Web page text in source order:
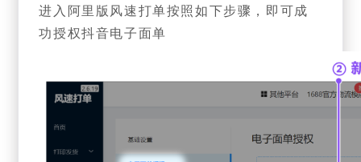
进入阿里版风速打单按照如下步骤，即可成
功授权抖音电子面单